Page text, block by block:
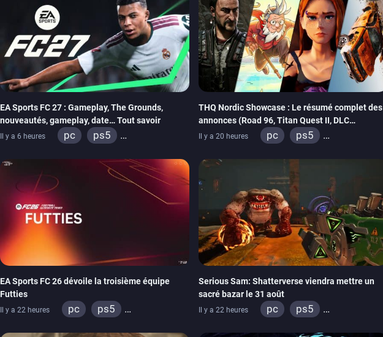
EA Sports FC 27 : Gameplay, The Grounds,
nouveautés, gameplay, date… Tout savoir
Il y a 6 heures pc
ps5
THQ Nordic Showcase : Le résumé complet des
annonces (Road 96, Titan Quest II, DLC
REANIMAL…)
Il y a 20 heures pc
ps5
stadia
xbox one
switch 2
EA Sports FC 26 dévoile la troisième équipe
Futties
Il y a 22 heures pc
ps5
Serious Sam: Shatterverse viendra mettre un
sacré bazar le 31 août
Il y a 22 heures pc
ps5